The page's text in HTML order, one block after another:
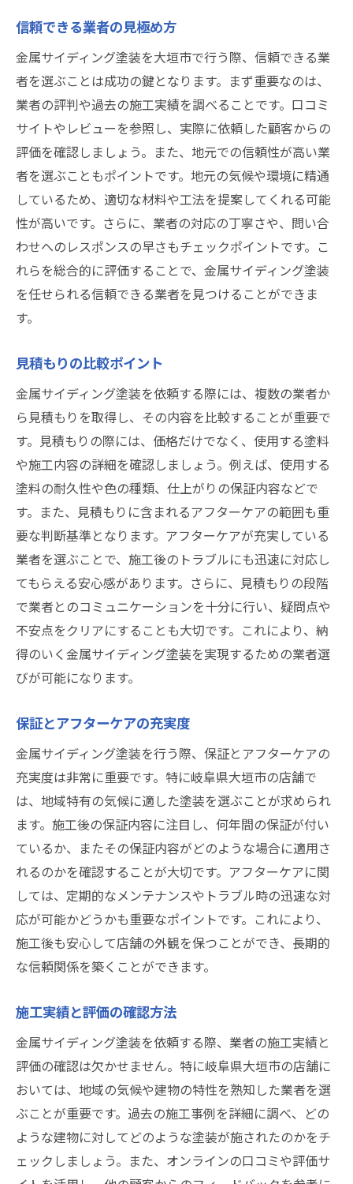
信頼できる業者の見極め方
金属サイディング塗装を大垣市で行う際、信頼できる業
者を選ぶことは成功の鍵となります。まず重要なのは、
業者の評判や過去の施工実績を調べることです。口コミ
サイトやレビューを参照し、実際に依頼した顧客からの
評価を確認しましょう。また、地元での信頼性が高い業
者を選ぶこともポイントです。地元の気候や環境に精通
しているため、適切な材料や工法を提案してくれる可能
性が高いです。さらに、業者の対応の丁寧さや、問い合
わせへのレスポンスの早さもチェックポイントです。こ
れらを総合的に評価することで、金属サイディング塗装
を任せられる信頼できる業者を見つけることができま
す。
見積もりの比較ポイント
金属サイディング塗装を依頼する際には、複数の業者か
ら見積もりを取得し、その内容を比較することが重要で
す。見積もりの際には、価格だけでなく、使用する塗料
や施工内容の詳細を確認しましょう。例えば、使用する
塗料の耐久性や色の種類、仕上がりの保証内容などで
す。また、見積もりに含まれるアフターケアの範囲も重
要な判断基準となります。アフターケアが充実している
業者を選ぶことで、施工後のトラブルにも迅速に対応し
てもらえる安心感があります。さらに、見積もりの段階
で業者とのコミュニケーションを十分に行い、疑問点や
不安点をクリアにすることも大切です。これにより、納
得のいく金属サイディング塗装を実現するための業者選
びが可能になります。
保証とアフターケアの充実度
金属サイディング塗装を行う際、保証とアフターケアの
充実度は非常に重要です。特に岐阜県大垣市の店舗で
は、地域特有の気候に適した塗装を選ぶことが求められ
ます。施工後の保証内容に注目し、何年間の保証が付い
ているか、またその保証内容がどのような場合に適用さ
れるのかを確認することが大切です。アフターケアに関
しては、定期的なメンテナンスやトラブル時の迅速な対
応が可能かどうかも重要なポイントです。これにより、
施工後も安心して店舗の外観を保つことができ、長期的
な信頼関係を築くことができます。
施工実績と評価の確認方法
金属サイディング塗装を依頼する際、業者の施工実績と
評価の確認は欠かせません。特に岐阜県大垣市の店舗に
おいては、地域の気候や建物の特性を熟知した業者を選
ぶことが重要です。過去の施工事例を詳細に調べ、どの
ような建物に対してどのような塗装が施されたのかをチ
ェックしましょう。また、オンラインの口コミや評価サ